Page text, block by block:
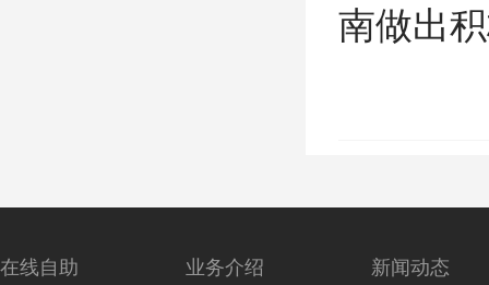
南做出
在线自助 业务介绍 新闻动态